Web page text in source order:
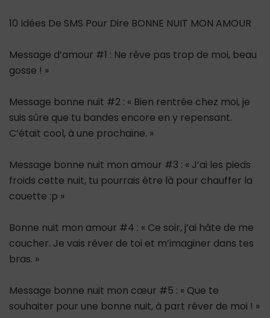
10 Idées De SMS Pour Dire BONNE NUIT MON AMOUR
Message d’amour #1 : Ne rêve pas trop de moi, beau
gosse ! »
Message bonne nuit #2 : « Bien rentrée chez moi, je
suis sûre que tu bandes encore en y repensant.
C’était cool, à une prochaine. »
Message bonne nuit mon amour #3 : « J’ai les pieds
froids cette nuit, tu pourrais être là pour chauffer la
couette :p »
Bonne nuit mon amour #4 : « Ce soir, j’ai hâte de me
coucher. Je vais rêver de toi et m’imaginer dans tes
bras. »
Message bonne nuit mon cœur #5 : « Que te
souhaiter pour une bonne nuit, à part rêver de moi ! »